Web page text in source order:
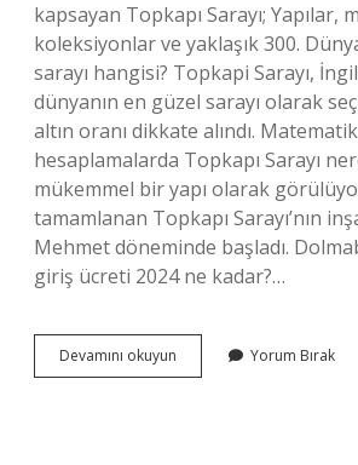
kapsayan Topkapı Sarayı; Yapılar,
koleksiyonlar ve yaklaşık 300.
sarayı hangisi? Topkapi Sarayı,
dünyanın en güzel sarayı olarak
altın oranı dikkate alındı.
hesaplamalarda Topkapı Sarayı
mükemmel bir yapı olarak
tamamlanan Topkapı Sarayı’nın
Mehmet döneminde başladı.
giriş ücreti 2024 ne kadar?…
Devamını okuyun Topkapı
Sarayı
Yorum Bırak